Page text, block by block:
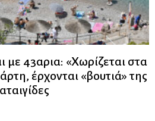
43αρια: «Χωρίζεται στα
έρχονται «βουτιά» της